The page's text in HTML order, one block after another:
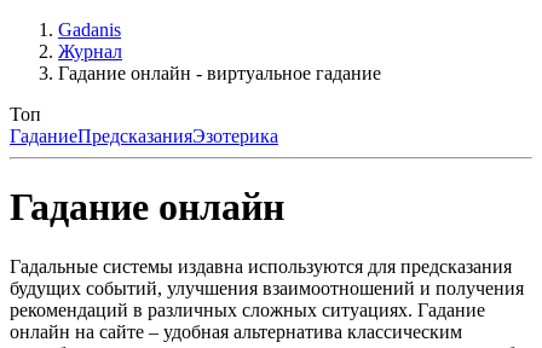
Gadanis
Журнал
Гадание онлайн - виртуальное гадание
Топ
ГаданиеПредсказанияЭзотерика
Гадание онлайн
Гадальные системы издавна используются для предсказания
будущих событий, улучшения взаимоотношений и получения
рекомендаций в различных сложных ситуациях. Гадание
онлайн на сайте – удобная альтернатива классическим